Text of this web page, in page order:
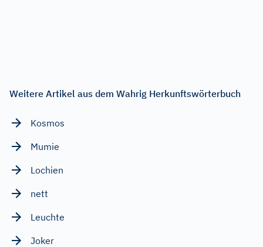
Weitere Artikel aus dem Wahrig Herkunftswörterbuch
Kosmos
Mumie
Lochien
nett
Leuchte
Joker